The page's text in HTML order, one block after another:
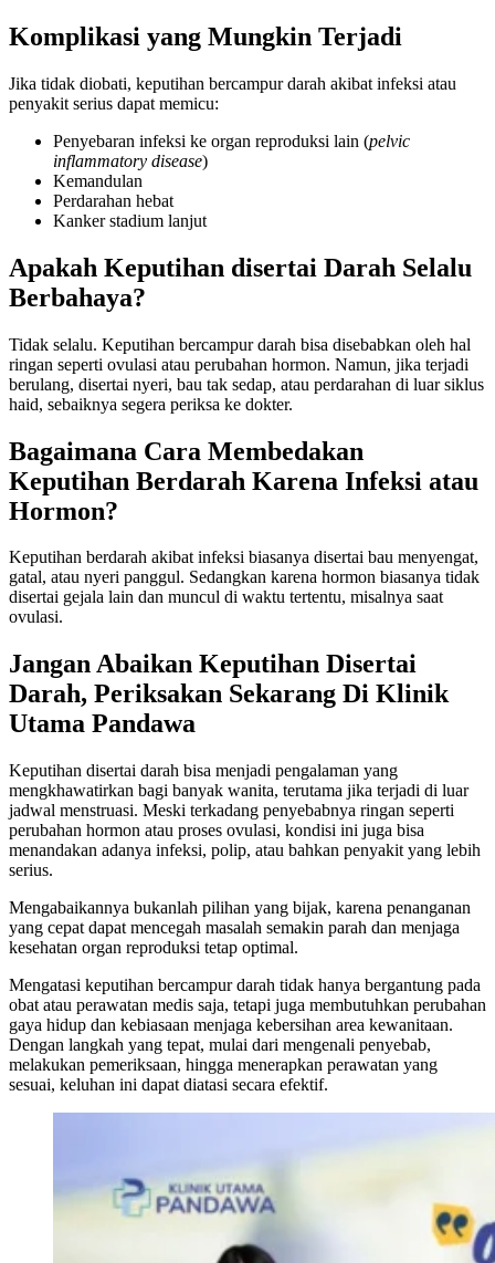
Komplikasi yang Mungkin Terjadi
Jika tidak diobati, keputihan bercampur darah akibat infeksi atau
penyakit serius dapat memicu:
Penyebaran infeksi ke organ reproduksi lain (pelvic
inflammatory disease)
Kemandulan
Perdarahan hebat
Kanker stadium lanjut
Apakah Keputihan disertai Darah Selalu
Berbahaya?
Tidak selalu. Keputihan bercampur darah bisa disebabkan oleh hal
ringan seperti ovulasi atau perubahan hormon. Namun, jika terjadi
berulang, disertai nyeri, bau tak sedap, atau perdarahan di luar siklus
haid, sebaiknya segera periksa ke dokter.
Bagaimana Cara Membedakan
Keputihan Berdarah Karena Infeksi atau
Hormon?
Keputihan berdarah akibat infeksi biasanya disertai bau menyengat,
gatal, atau nyeri panggul. Sedangkan karena hormon biasanya tidak
disertai gejala lain dan muncul di waktu tertentu, misalnya saat
ovulasi.
Jangan Abaikan Keputihan Disertai
Darah, Periksakan Sekarang Di Klinik
Utama Pandawa
Keputihan disertai darah bisa menjadi pengalaman yang
mengkhawatirkan bagi banyak wanita, terutama jika terjadi di luar
jadwal menstruasi. Meski terkadang penyebabnya ringan seperti
perubahan hormon atau proses ovulasi, kondisi ini juga bisa
menandakan adanya infeksi, polip, atau bahkan penyakit yang lebih
serius.
Mengabaikannya bukanlah pilihan yang bijak, karena penanganan
yang cepat dapat mencegah masalah semakin parah dan menjaga
kesehatan organ reproduksi tetap optimal.
Mengatasi keputihan bercampur darah tidak hanya bergantung pada
obat atau perawatan medis saja, tetapi juga membutuhkan perubahan
gaya hidup dan kebiasaan menjaga kebersihan area kewanitaan.
Dengan langkah yang tepat, mulai dari mengenali penyebab,
melakukan pemeriksaan, hingga menerapkan perawatan yang
sesuai, keluhan ini dapat diatasi secara efektif.